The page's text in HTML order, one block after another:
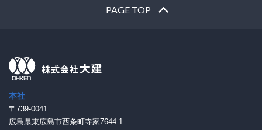
PAGE TOP
本社
〒739-0041
広島県東広島市西条町寺家7644-1